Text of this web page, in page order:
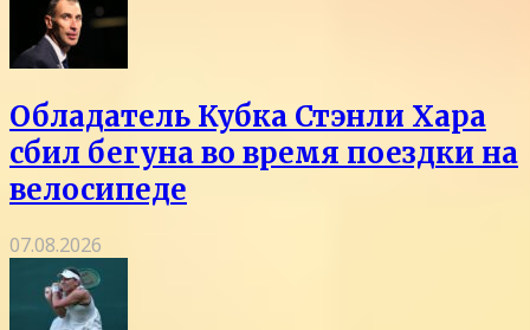
Обладатель Кубка Стэнли Хара
сбил бегуна во время поездки на
велосипеде
07.08.2026